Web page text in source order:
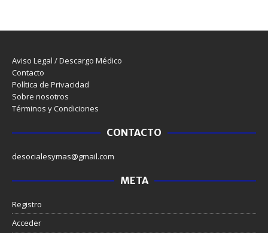
Aviso Legal / Descargo Médico
Contacto
Política de Privacidad
Sobre nosotros
Términos y Condiciones
CONTACTO
desocialesymas@gmail.com
META
Registro
Acceder